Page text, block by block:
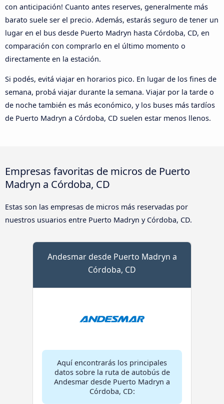
con anticipación! Cuanto antes reserves, generalmente más
barato suele ser el precio. Además, estarás seguro de tener un
lugar en el bus desde Puerto Madryn hasta Córdoba, CD, en
comparación con comprarlo en el último momento o
directamente en la estación.
Si podés, evitá viajar en horarios pico. En lugar de los fines de
semana, probá viajar durante la semana. Viajar por la tarde o
de noche también es más económico, y los buses más tardíos
de Puerto Madryn a Córdoba, CD suelen estar menos llenos.
Empresas favoritas de micros de Puerto
Madryn a Córdoba, CD
Estas son las empresas de micros más reservadas por
nuestros usuarios entre Puerto Madryn y Córdoba, CD.
Andesmar desde Puerto Madryn a
Córdoba, CD
Aquí encontrarás los principales
datos sobre la ruta de autobús de
Andesmar desde Puerto Madryn a
Córdoba, CD: